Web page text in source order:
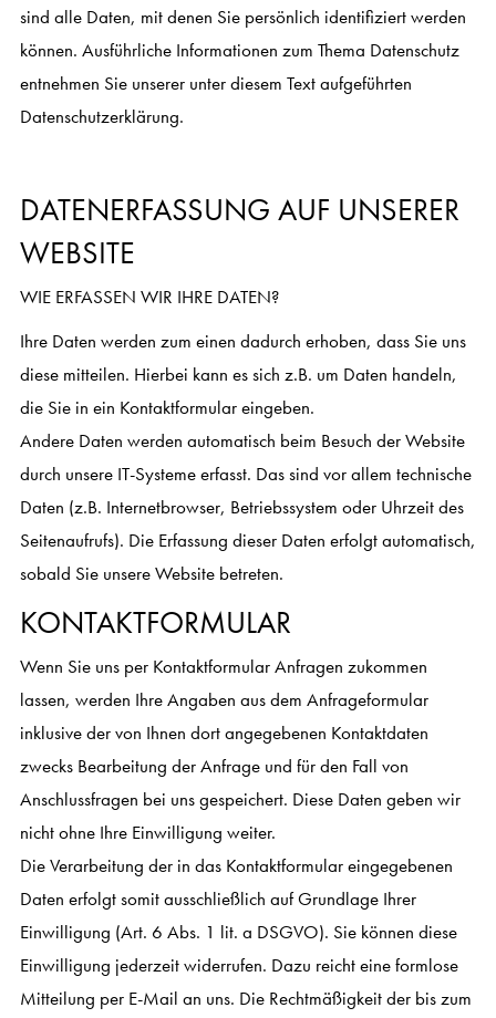
sind alle Daten, mit denen Sie persönlich identifiziert werden
können. Ausführliche Informationen zum Thema Datenschutz
entnehmen Sie unserer unter diesem Text aufgeführten
Datenschutzerklärung.
DATENERFASSUNG AUF UNSERER
WEBSITE
WIE ERFASSEN WIR IHRE DATEN?
Ihre Daten werden zum einen dadurch erhoben, dass Sie uns
diese mitteilen. Hierbei kann es sich z.B. um Daten handeln,
die Sie in ein Kontaktformular eingeben.
Andere Daten werden automatisch beim Besuch der Website
durch unsere IT-Systeme erfasst. Das sind vor allem technische
Daten (z.B. Internetbrowser, Betriebssystem oder Uhrzeit des
Seitenaufrufs). Die Erfassung dieser Daten erfolgt automatisch,
sobald Sie unsere Website betreten.
KONTAKTFORMULAR
Wenn Sie uns per Kontaktformular Anfragen zukommen
lassen, werden Ihre Angaben aus dem Anfrageformular
inklusive der von Ihnen dort angegebenen Kontaktdaten
zwecks Bearbeitung der Anfrage und für den Fall von
Anschlussfragen bei uns gespeichert. Diese Daten geben wir
nicht ohne Ihre Einwilligung weiter.
Die Verarbeitung der in das Kontaktformular eingegebenen
Daten erfolgt somit ausschließlich auf Grundlage Ihrer
Einwilligung (Art. 6 Abs. 1 lit. a DSGVO). Sie können diese
Einwilligung jederzeit widerrufen. Dazu reicht eine formlose
Mitteilung per E-Mail an uns. Die Rechtmäßigkeit der bis zum